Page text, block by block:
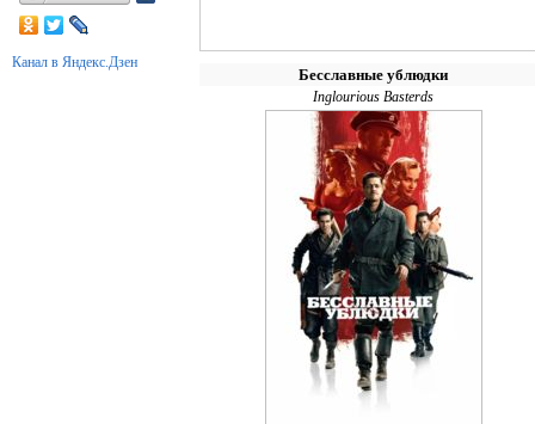
Канал в Яндекс.Дзен
Бесславные ублюдки
Inglourious Basterds